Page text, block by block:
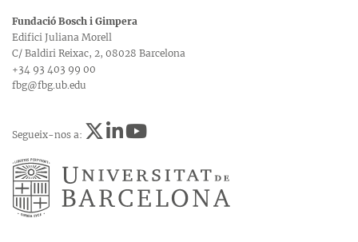
Fundació Bosch i Gimpera
Edifici Juliana Morell
C/ Baldiri Reixac, 2, 08028 Barcelona
+34 93 403 99 00
fbg@fbg.ub.edu
Segueix-nos a: